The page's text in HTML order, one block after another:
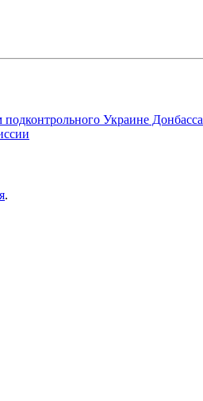
Украине Донбасса
.